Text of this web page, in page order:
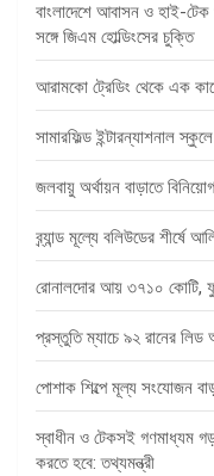
বাংলাদেশে আবাসন ও হাই-টেক
সঙ্গে জিএম হোল্ডিংসের চুক্তি
আরামকো ট্রেডিং থেকে এক
সামারফিল্ড ইন্টারন্যাশনাল
জলবায়ু অর্থায়ন বাড়াতে
ব্র্যান্ড মূল্যে বলিউডের শীর্ষে
রোনালদোর আয় ৩৭১০ কোটি,
প্রস্তুতি ম্যাচে ৯২ রানের লিড
পোশাক শিল্পে মূল্য সংযোজন
স্বাধীন ও টেকসই গণমাধ্যম
করতে হবে: তথ্যমন্ত্রী